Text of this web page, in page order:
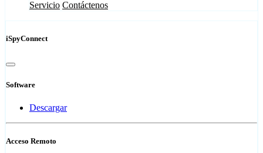
Servicio Contáctenos
iSpyConnect
Software
Descargar
Acceso Remoto